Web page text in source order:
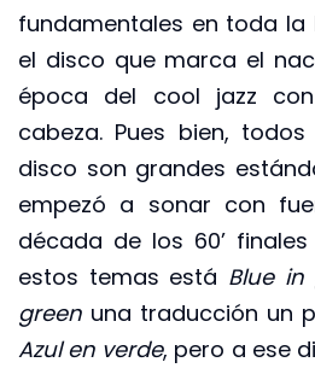
fundamentales en toda la
el disco que marca el
época del cool jazz
cabeza. Pues bien,
disco son grandes
empezó a sonar con
década de los 60’
estos temas está Blue in
green una traducción un
Azul en verde, pero a ese